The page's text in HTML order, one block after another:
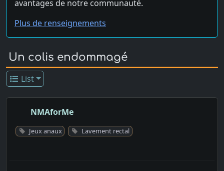
avantages de notre communauté.
Plus de renseignements
Un colis endommagé
List
NMAforMe
Jeux anaux Lavement rectal